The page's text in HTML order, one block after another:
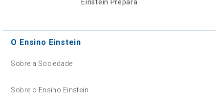
Einstein Prepara
O Ensino Einstein
Sobre a Sociedade
Sobre o Ensino Einstein